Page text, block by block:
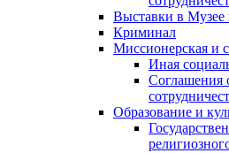
Выставки в
Криминал
Миссионерская и
Иная
Соглашения
Образование и